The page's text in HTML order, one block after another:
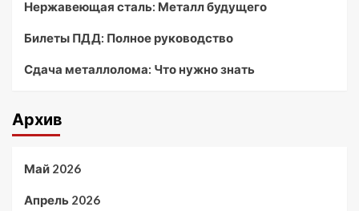
Нержавеющая сталь: Металл будущего
Билеты ПДД: Полное руководство
Сдача металлолома: Что нужно знать
Архив
Май 2026
Апрель 2026